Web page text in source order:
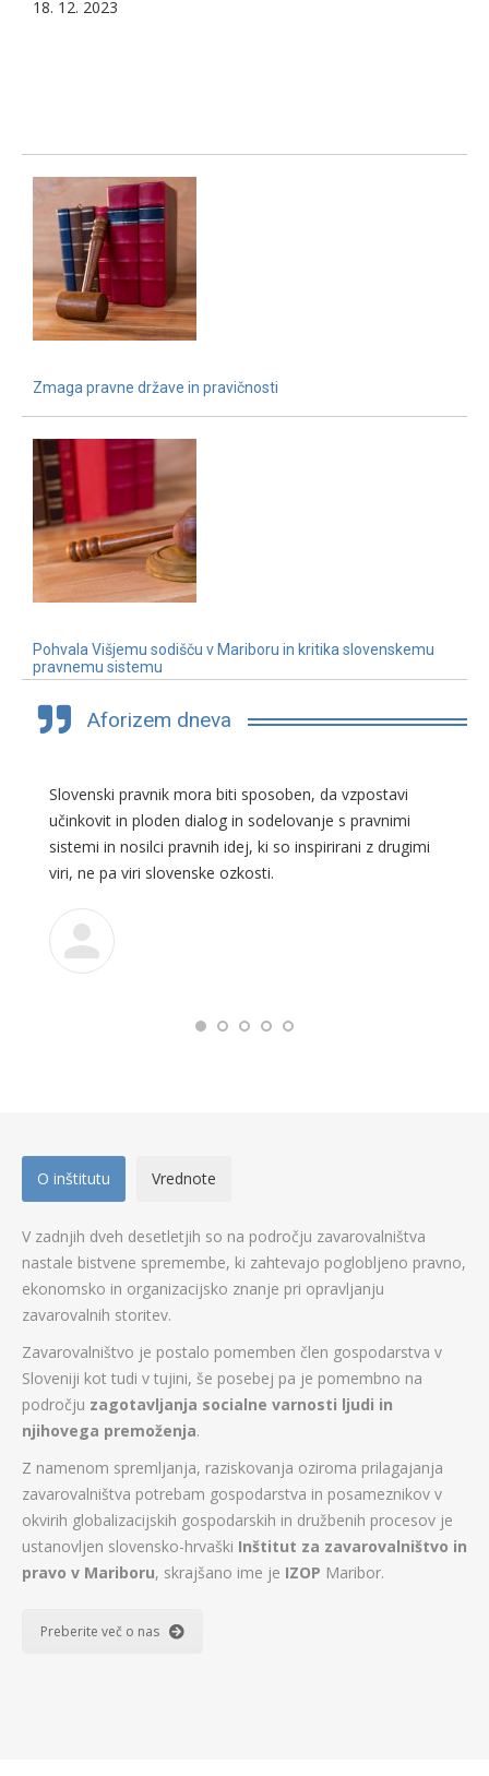
18. 12. 2023
Zmaga pravne države in pravičnosti
Pohvala Višjemu sodišču v Mariboru in kritika slovenskemu
pravnemu sistemu
3. 7. 2019
Aforizem dneva
Slovenski pravnik mora biti sposoben, da vzpostavi
učinkovit in ploden dialog in sodelovanje s pravnimi
sistemi in nosilci pravnih idej, ki so inspirirani z drugimi
viri, ne pa viri slovenske ozkosti.
O inštitutu Vrednote
V zadnjih dveh desetletjih so na področju zavarovalništva
nastale bistvene spremembe, ki zahtevajo poglobljeno pravno,
ekonomsko in organizacijsko znanje pri opravljanju
zavarovalnih storitev.
Zavarovalništvo je postalo pomemben člen gospodarstva v
Sloveniji kot tudi v tujini, še posebej pa je pomembno na
področju zagotavljanja socialne varnosti ljudi in
njihovega premoženja.
Z namenom spremljanja, raziskovanja oziroma prilagajanja
zavarovalništva potrebam gospodarstva in posameznikov v
okvirih globalizacijskih gospodarskih in družbenih procesov je
ustanovljen slovensko-hrvaški Inštitut za zavarovalništvo in
pravo v Mariboru, skrajšano ime je IZOP Maribor.
Preberite več o nas